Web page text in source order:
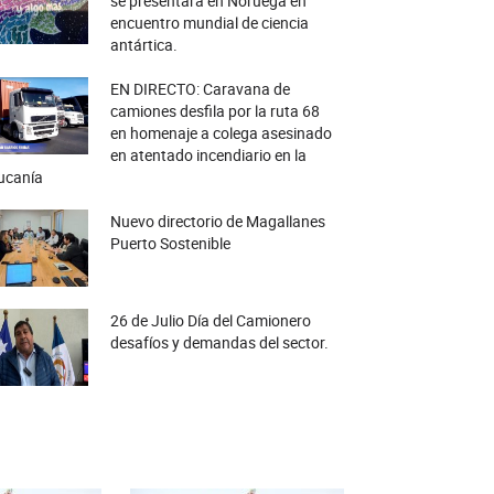
encuentro mundial de ciencia
antártica.
EN DIRECTO: Caravana de
camiones desfila por la ruta 68
en homenaje a colega asesinado
en atentado incendiario en la
Nuevo directorio de Magallanes
Puerto Sostenible
26 de Julio Día del Camionero
desafíos y demandas del sector.